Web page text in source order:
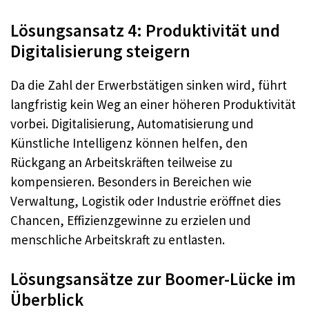
Lösungsansatz 4: Produktivität und
Digitalisierung steigern
Da die Zahl der Erwerbstätigen sinken wird, führt
langfristig kein Weg an einer höheren Produktivität
vorbei. Digitalisierung, Automatisierung und
Künstliche Intelligenz können helfen, den
Rückgang an Arbeitskräften teilweise zu
kompensieren. Besonders in Bereichen wie
Verwaltung, Logistik oder Industrie eröffnet dies
Chancen, Effizienzgewinne zu erzielen und
menschliche Arbeitskraft zu entlasten.
Lösungsansätze zur Boomer-Lücke im
Überblick